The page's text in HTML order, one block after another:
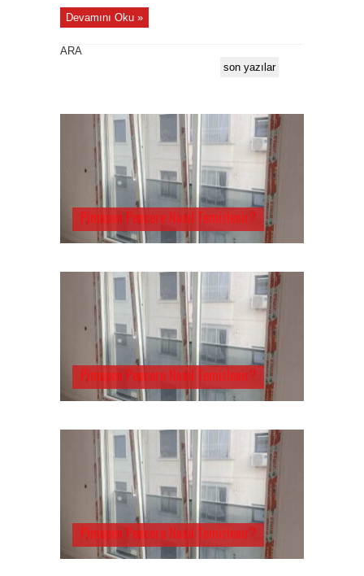
Devamını Oku »
ARA
son yazılar
Pimapen Pencere Nasıl Temizlenir?
Pimapen Pencere Nasıl Temizlenir?
Pimapen Pencere Nasıl Temizlenir?